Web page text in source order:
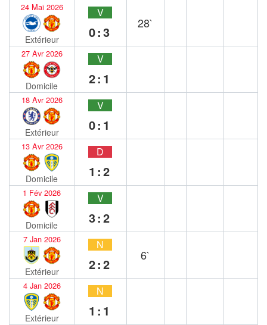
24 Mai 2026
Extérieur
V
0:3
28`
27 Avr 2026
Domicile
V
2:1
18 Avr 2026
Extérieur
V
0:1
13 Avr 2026
Domicile
D
1:2
1 Fév 2026
Domicile
V
3:2
7 Jan 2026
Extérieur
N
2:2
6`
4 Jan 2026
Extérieur
N
1:1